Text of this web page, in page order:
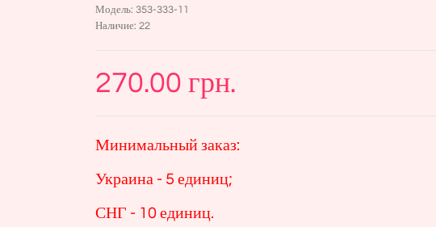
Модель: 353-333-11
Наличие: 22
270.00 грн.
Минимальный заказ:
Украина - 5 единиц;
СНГ - 10 единиц.